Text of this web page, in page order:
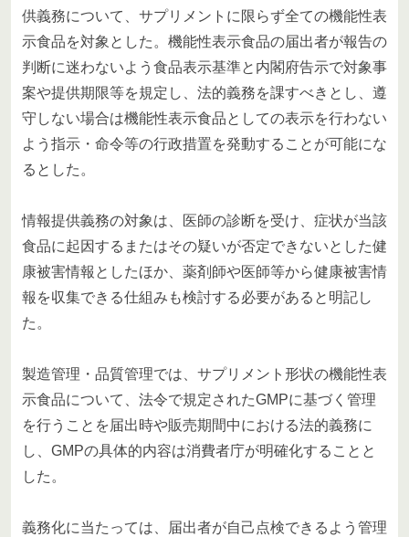
供義務について、サプリメントに限らず全ての機能性表
示食品を対象とした。機能性表示食品の届出者が報告の
判断に迷わないよう食品表示基準と内閣府告示で対象事
案や提供期限等を規定し、法的義務を課すべきとし、遵
守しない場合は機能性表示食品としての表示を行わない
よう指示・命令等の行政措置を発動することが可能にな
るとした。
情報提供義務の対象は、医師の診断を受け、症状が当該
食品に起因するまたはその疑いが否定できないとした健
康被害情報としたほか、薬剤師や医師等から健康被害情
報を収集できる仕組みも検討する必要があると明記し
た。
製造管理・品質管理では、サプリメント形状の機能性表
示食品について、法令で規定されたGMPに基づく管理
を行うことを届出時や販売期間中における法的義務に
し、GMPの具体的内容は消費者庁が明確化することと
した。
義務化に当たっては、届出者が自己点検できるよう管理